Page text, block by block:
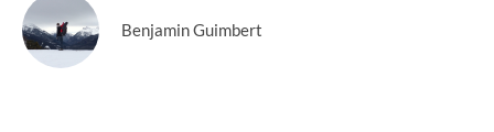
Benjamin Guimbert